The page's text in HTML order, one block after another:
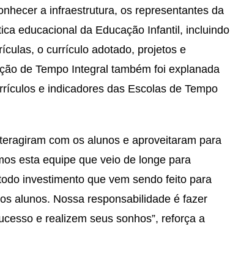
a infraestrutura, os representantes da
educacional da Educação Infantil, incluindo
o currículo adotado, projetos e
de Tempo Integral também foi explanada
e indicadores das Escolas de Tempo
com os alunos e aproveitaram para
esta equipe que veio de longe para
investimento que vem sendo feito para
alunos. Nossa responsabilidade é fazer
e realizem seus sonhos”, reforça a